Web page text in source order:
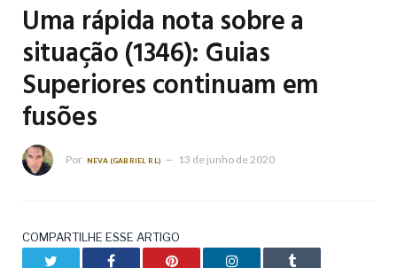
Uma rápida nota sobre a
situação (1346): Guias
Superiores continuam em
fusões
Por NEVA (GABRIEL RL) 13 de junho de 2020
COMPARTILHE ESSE ARTIGO
Facebook Pinterest LinkedIn Tumblr